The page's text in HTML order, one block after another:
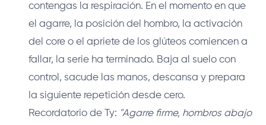
contengas la respiración. En el momento en que
el agarre, la posición del hombro, la activación
del core o el apriete de los glúteos comiencen a
fallar, la serie ha terminado. Baja al suelo con
control, sacude las manos, descansa y prepara
la siguiente repetición desde cero.
Recordatorio de Ty: "Agarre firme, hombros abajo